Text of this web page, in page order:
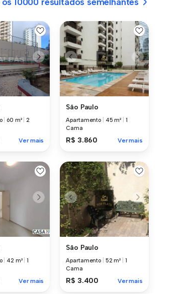
60 m² |2
Ver mais
São Paulo
Apartamento 45 m²
1
Cama
R$ 3.860 Ver mais
42 m² |1
Ver mais
São Paulo
Apartamento 52 m²
1
Cama
R$ 3.400 Ver mais